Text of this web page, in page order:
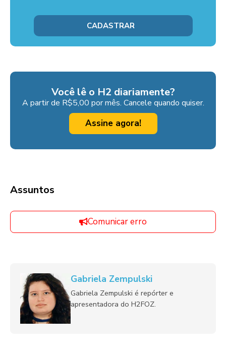
Você lê o H2 diariamente?
A partir de R$5,00 por mês. Cancele quando quiser.
Assine agora!
Assuntos
Comunicar erro
Gabriela Zempulski
Gabriela Zempulski é repórter e
apresentadora do H2FOZ.